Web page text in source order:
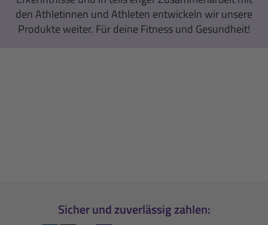
den Athletinnen und Athleten entwickeln wir unsere
Produkte weiter. Für deine Fitness und Gesundheit!
Sicher und zuverlässig zahlen: